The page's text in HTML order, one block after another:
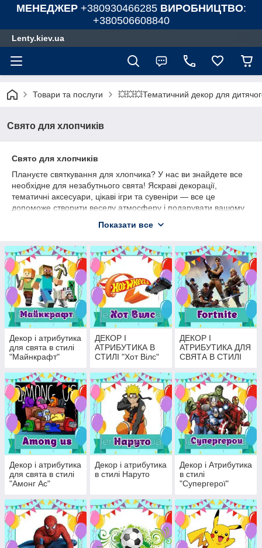
МЕНЕДЖЕР +380930466285 ВИРОБНИЦТВО:
+380506608840
Lenty.kiev.ua
Товари та послуги 💥💥💥Тематичний декор для
Свято для хлопчиків
Свято для хлопчиків
Плануєте святкування для хлопчика? У нас ви знайдете все
необхідне для незабутнього свята! Яскраві декорації,
тематичні аксесуари, цікаві ігри та сувеніри — все це
допоможе створити веселу атмосферу і подарувати вашому
точно сподобаються будь-якому хлопчику: супергерої,
продумані до дрібниць і допоможуть вам організувати
ідеальне свято.
Показати все
Декор і атрибутика
для свята в стилі
"Майнкрафт"
ДЕКОР І
АТРИБУТИКА В
СТИЛІ "Хот Вілс"
ДЕКОР І
АТРИБУТИКА ДЛЯ
СВЯТА В СТИЛІ
Декор і атрибутика
для свята в стилі
"Амонг Ас"
Декор і атрибутика
в стилі Наруто
Декор і Атрибутика
в стилі
"Супергерої"